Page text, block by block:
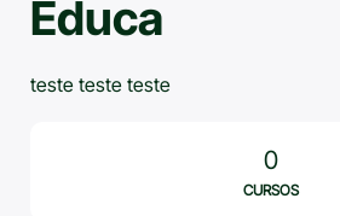
Educa
teste teste teste
0
CURSOS